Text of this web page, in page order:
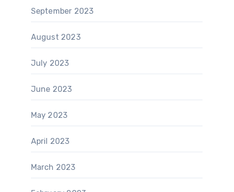
September 2023
August 2023
July 2023
June 2023
May 2023
April 2023
March 2023